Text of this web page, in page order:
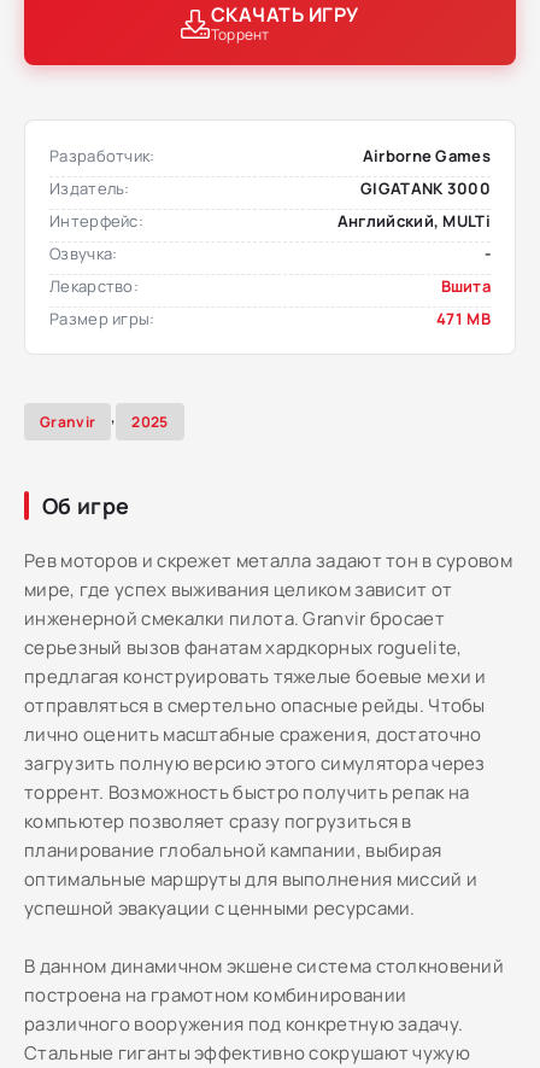
СКАЧАТЬ ИГРУ
Торрент
Разработчик:
Airborne Games
Издатель:
GIGATANK 3000
Интерфейс:
Английский, MULTi
Озвучка:
-
Лекарство:
Вшита
Размер игры:
471 MB
Granvir , 2025
Об игре
Рев моторов и скрежет металла задают тон в суровом
мире, где успех выживания целиком зависит от
инженерной смекалки пилота. Granvir бросает
серьезный вызов фанатам хардкорных roguelite,
предлагая конструировать тяжелые боевые мехи и
отправляться в смертельно опасные рейды. Чтобы
лично оценить масштабные сражения, достаточно
загрузить полную версию этого симулятора через
торрент. Возможность быстро получить репак на
компьютер позволяет сразу погрузиться в
планирование глобальной кампании, выбирая
оптимальные маршруты для выполнения миссий и
успешной эвакуации с ценными ресурсами.
В данном динамичном экшене система столкновений
построена на грамотном комбинировании
различного вооружения под конкретную задачу.
Стальные гиганты эффективно сокрушают чужую